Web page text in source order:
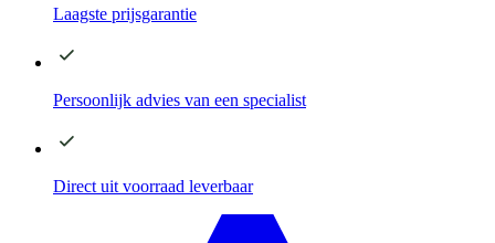
Laagste prijsgarantie
Persoonlijk advies van een specialist
Direct uit voorraad leverbaar